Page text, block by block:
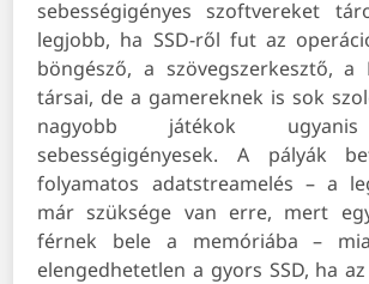
sebességigényes szoftvereket
legjobb, ha SSD-ről fut az
böngésző, a szövegszerkesztő, a
társai, de a gamereknek is sok
nagyobb játékok
sebességigényesek. A pályák
folyamatos adatstreamelés – a
már szüksége van erre, mert
férnek bele a memóriába –
elengedhetetlen a gyors SSD, ha